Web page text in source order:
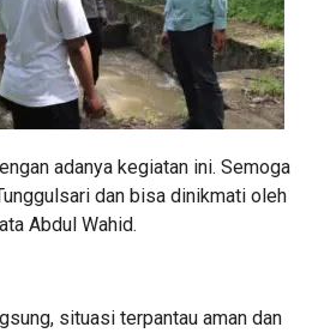
adanya kegiatan ini. Semoga
dan bisa dinikmati oleh
Abdul Wahid.
situasi terpantau aman dan